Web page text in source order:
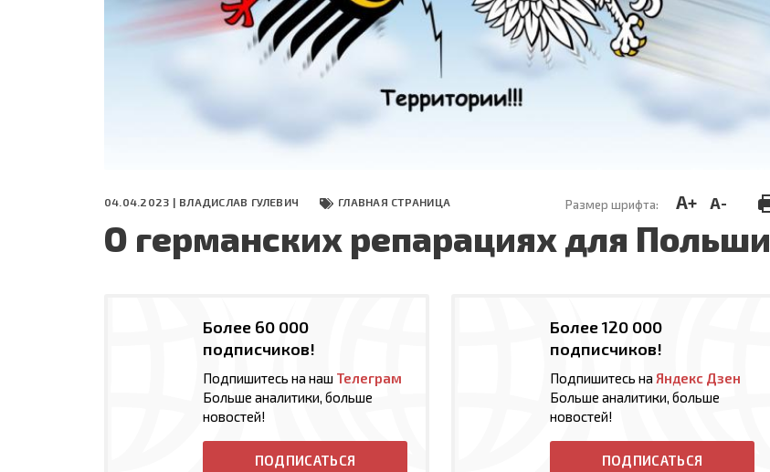
СЕГОДНЯ
ПОЛЯ БИТВЫ 2024
04.04.2023 | ВЛАДИСЛАВ ГУЛЕВИЧ ГЛАВНАЯ СТРАНИЦА Размер шрифта: A+ A-
О германских репарациях для Польши
Более 60 000
подписчиков!
Подпишитесь на наш Телеграм
Больше аналитики, больше
новостей!
ПОДПИСАТЬСЯ
Более 120 000
подписчиков!
Подпишитесь на Яндекс Дзен
Больше аналитики, больше
новостей!
ПОДПИСАТЬСЯ